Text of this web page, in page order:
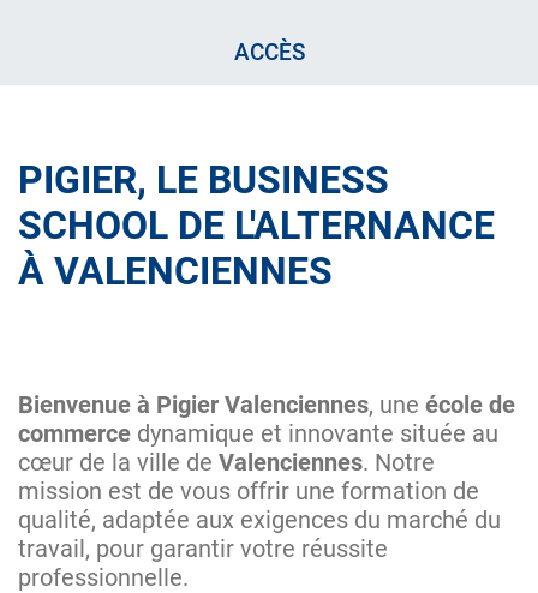
ACCÈS
PIGIER, LE BUSINESS
SCHOOL DE L'ALTERNANCE
À VALENCIENNES
Bienvenue à Pigier Valenciennes, une école de
commerce dynamique et innovante située au
cœur de la ville de Valenciennes. Notre
mission est de vous offrir une formation de
qualité, adaptée aux exigences du marché du
travail, pour garantir votre réussite
professionnelle.